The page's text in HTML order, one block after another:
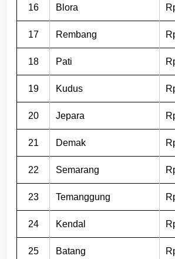
16 Blora
17 Rembang
18 Pati
19 Kudus
20 Jepara
21 Demak
22 Semarang
23 Temanggung
24 Kendal
25 Batang